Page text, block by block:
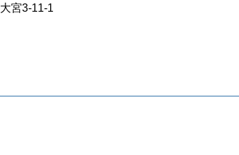
宮3-11-1